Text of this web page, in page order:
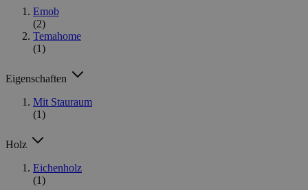
Emob
(2)
Temahome
(1)
Eigenschaften
Mit Stauraum
(1)
Holz
Eichenholz
(1)